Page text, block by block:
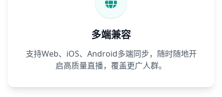
多端兼容
支持Web、iOS、Android多端同步，随时随地开
启高质量直播，覆盖更广人群。